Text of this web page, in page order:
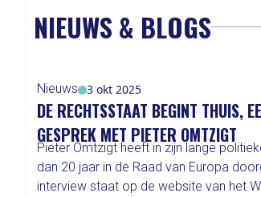
NIEUWS & BLOGS
Nieuws 3 okt 2025
DE RECHTSSTAAT BEGINT THUIS,
GESPREK MET PIETER OMTZIGT
Pieter Omtzigt heeft in zijn lange
dan 20 jaar in de Raad van Europa
interview staat op de website van het